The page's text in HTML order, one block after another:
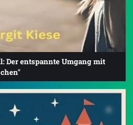
Der entspannte Umgang mit